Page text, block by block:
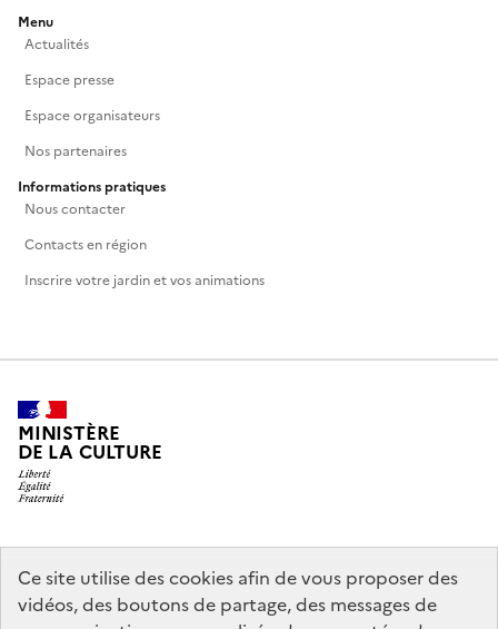
Ce site utilise des cookies afin de vous proposer des
vidéos, des boutons de partage, des messages de
Menu
Actualités
Espace presse
Espace organisateurs
Nos partenaires
Informations pratiques
Nous contacter
Contacts en région
Inscrire votre jardin et vos animations
MINISTÈRE
DE LA CULTURE
legifrance.gouv.fr
info.gouv.fr
service-public.gouv.fr
data.gouv.fr